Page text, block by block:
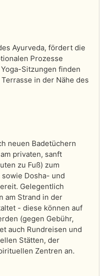
Ayurveda, fördert die
Prozesse
Sitzungen finden
in der Nähe des
neuen Badetüchern
privaten, sanft
zu Fuß) zum
Dosha- und
Gelegentlich
am Strand in der
- diese können auf
(gegen Gebühr,
auch Rundreisen und
Stätten, der
Zentren an.